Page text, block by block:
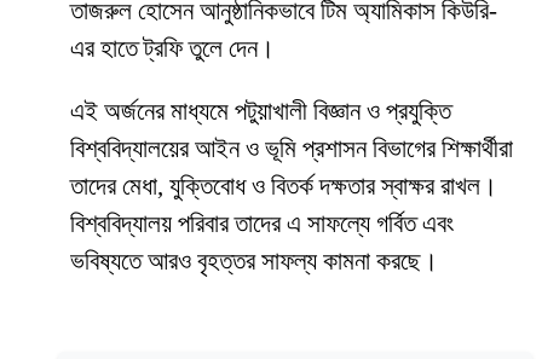
তাজরুল হোসেন আনুষ্ঠানিকভাবে টিম অ্যামিকাস কিউরি-
এর হাতে ট্রফি তুলে দেন।
এই অর্জনের মাধ্যমে পটুয়াখালী বিজ্ঞান ও প্রযুক্তি
বিশ্ববিদ্যালয়ের আইন ও ভূমি প্রশাসন বিভাগের শিক্ষার্থীরা
তাদের মেধা, যুক্তিবোধ ও বিতর্ক দক্ষতার স্বাক্ষর রাখল।
বিশ্ববিদ্যালয় পরিবার তাদের এ সাফল্যে গর্বিত এবং
ভবিষ্যতে আরও বৃহত্তর সাফল্য কামনা করছে।